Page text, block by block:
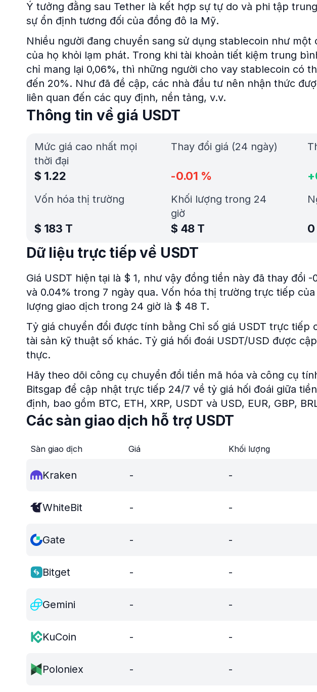
Ý tưởng đằng sau Tether là kết hợp sự tự do và phi tập
sự ổn định tương đối của đồng đô la Mỹ.
Nhiều người đang chuyển sang sử dụng stablecoin như một
của họ khỏi lạm phát. Trong khi tài khoản tiết kiệm trung
chỉ mang lại 0,06%, thì những người cho vay stablecoin có
đến 20%. Như đã đề cập, các nhà đầu tư nên nhận thức
liên quan đến các quy định, nền tảng, v.v.
Thông tin về giá USDT
Mức giá cao nhất mọi
thời đại
$ 1.22
Vốn hóa thị trường
$ 183 T
Thay đổi giá (24 ngày)
-0.01 % +
Khối lượng trong 24
giờ
$ 48 T 0
Dữ liệu trực tiếp về USDT
Giá USDT hiện tại là $ 1, như vậy đồng tiền này đã thay đổi
và 0.04% trong 7 ngày qua. Vốn hóa thị trường trực tiếp của
lượng giao dịch trong 24 giờ là $ 48 T.
Tỷ giá chuyển đổi được tính bằng Chỉ số giá USDT trực tiếp
tài sản kỹ thuật số khác. Tỷ giá hối đoái USDT/USD được
thực.
Hãy theo dõi công cụ chuyển đổi tiền mã hóa và công cụ
Bitsgap để cập nhật trực tiếp 24/7 về tỷ giá hối đoái giữa
định, bao gồm BTC, ETH, XRP, USDT và USD, EUR, GBP,
Các sàn giao dịch hỗ trợ USDT
Sàn giao dịch Giá Khối lượng
Kraken - -
WhiteBit - -
Gate - -
Bitget - -
Gemini - -
KuCoin - -
Poloniex - -